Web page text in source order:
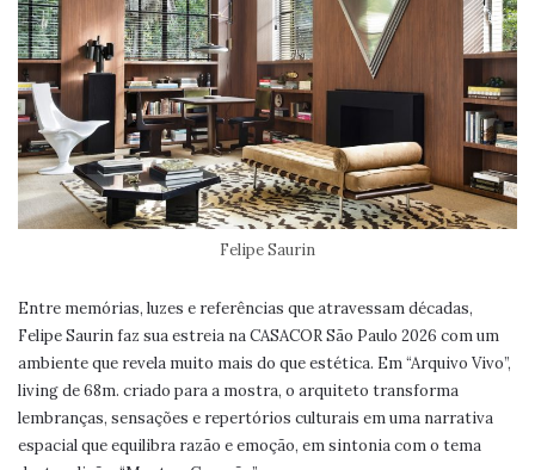
Felipe Saurin
Entre memórias, luzes e referências que atravessam décadas,
Felipe Saurin faz sua estreia na CASACOR São Paulo 2026 com um
ambiente que revela muito mais do que estética. Em “Arquivo Vivo”,
living de 68m. criado para a mostra, o arquiteto transforma
lembranças, sensações e repertórios culturais em uma narrativa
espacial que equilibra razão e emoção, em sintonia com o tema